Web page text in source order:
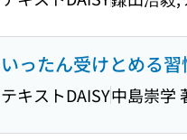
いったん受けとめる
テキストDAISY中島崇学